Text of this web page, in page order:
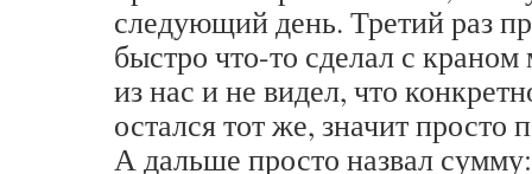
следующий день. Третий раз
быстро что-то сделал с
из нас и не видел, что
остался тот же, значит просто
А дальше просто назвал